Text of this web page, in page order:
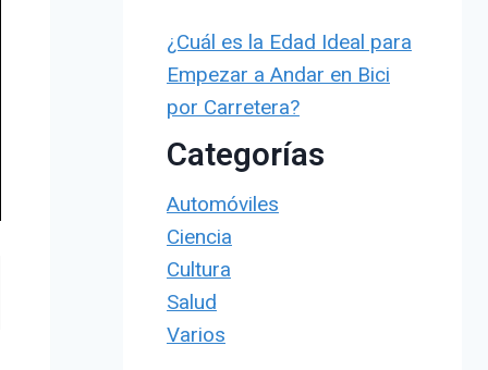
¿Cuál es la Edad Ideal para
Empezar a Andar en Bici
por Carretera?
Categorías
Automóviles
Ciencia
Cultura
Salud
Varios